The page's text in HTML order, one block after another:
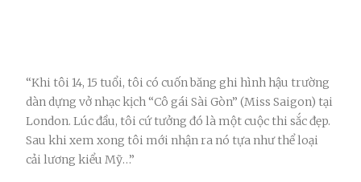
“Khi tôi 14, 15 tuổi, tôi có cuốn băng ghi hình hậu trường
dàn dựng vở nhạc kịch “Cô gái Sài Gòn” (Miss Saigon) tại
London. Lúc đầu, tôi cứ tưởng đó là một cuộc thi sắc đẹp.
Sau khi xem xong tôi mới nhận ra nó tựa như thể loại
cải lương kiểu Mỹ…”